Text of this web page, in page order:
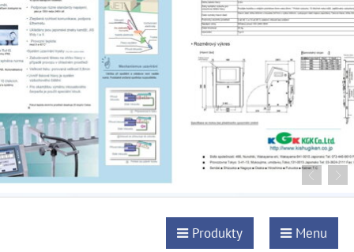
Produkty Menu